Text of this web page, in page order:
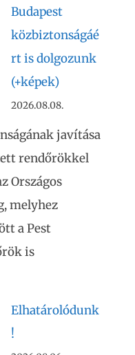
Budapest
közbiztonságáé
rt is dolgozunk
(+képek)
2026.08.08.
javítása
rendőrökkel
Országos
melyhez
a Pest
is
Elhatárolódunk
!